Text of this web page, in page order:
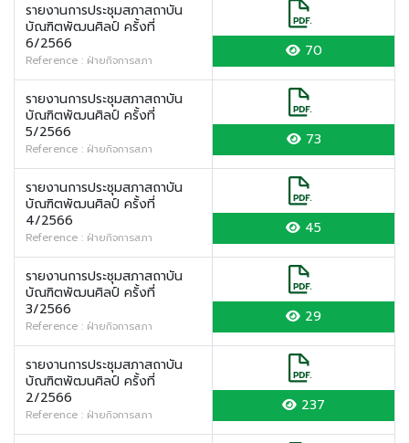
รายงานการประชุมสภาสถาบัน
บัณฑิตพัฒนศิลป์ ครั้งที่
6/2566
Reference : ฝ่ายกิจการสภา
70
รายงานการประชุมสภาสถาบัน
บัณฑิตพัฒนศิลป์ ครั้งที่
5/2566
Reference : ฝ่ายกิจการสภา
73
รายงานการประชุมสภาสถาบัน
บัณฑิตพัฒนศิลป์ ครั้งที่
4/2566
Reference : ฝ่ายกิจการสภา
45
รายงานการประชุมสภาสถาบัน
บัณฑิตพัฒนศิลป์ ครั้งที่
3/2566
Reference : ฝ่ายกิจการสภา
29
รายงานการประชุมสภาสถาบัน
บัณฑิตพัฒนศิลป์ ครั้งที่
2/2566
Reference : ฝ่ายกิจการสภา
237